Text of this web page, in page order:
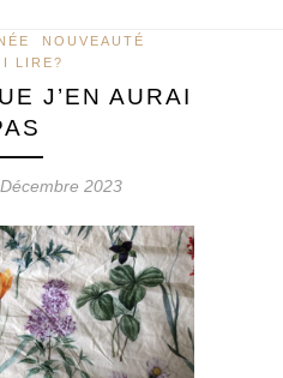
NOUVEAUTÉ
LIRE?
J’EN AURAI
2023